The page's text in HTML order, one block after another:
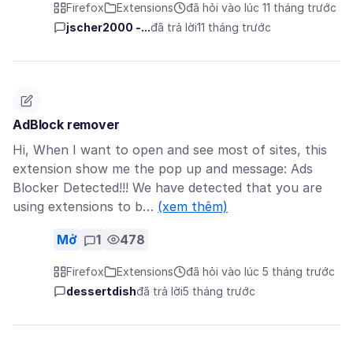
Firefox Extensions
đã hỏi vào lúc 11 tháng trước
jscher2000 -...đã trả lời11 tháng trước
AdBlock remover
Hi, When I want to open and see most of sites, this
extension show me the pop up and message: Ads
Blocker Detected!!! We have detected that you are
using extensions to b… (xem thêm)
Mở 1 478
Firefox Extensions
đã hỏi vào lúc 5 tháng trước
dessertdishđã trả lời5 tháng trước